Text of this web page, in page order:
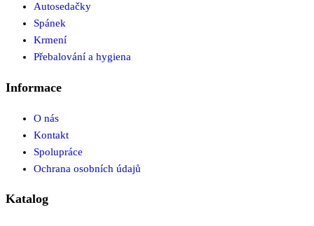
Autosedačky
Spánek
Krmení
Přebalování a hygiena
Informace
O nás
Kontakt
Spolupráce
Ochrana osobních údajů
Katalog